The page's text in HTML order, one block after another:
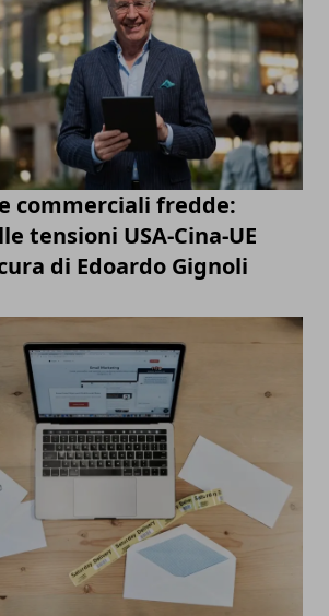
commerciali fredde:
tensioni USA-Cina-UE
di Edoardo Gignoli